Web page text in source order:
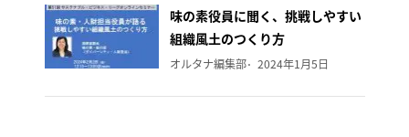
味の素役員に聞く、挑戦しやすい
組織風土のつくり方
オルタナ編集部 2024年1月5日